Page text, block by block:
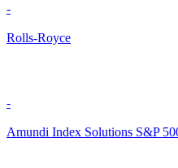
-
Rolls-Royce
-
Amundi Index Solutions S&P